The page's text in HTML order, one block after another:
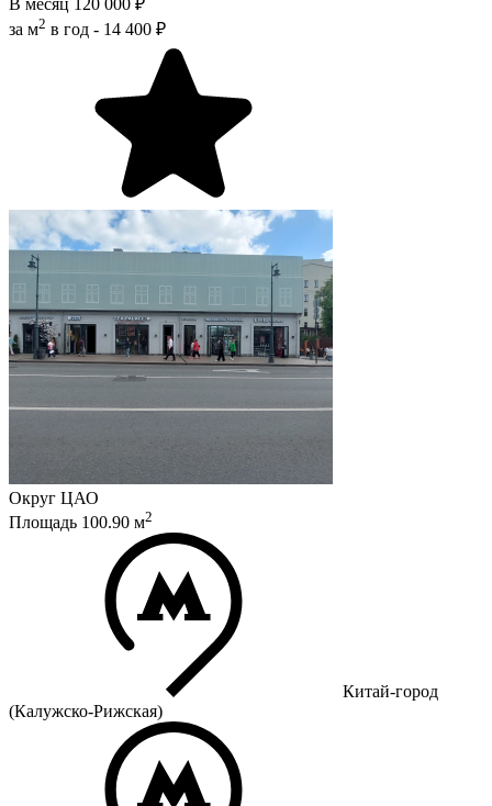
за м2 в год - 14 400 ₽
Округ ЦАО
Площадь 100.90 м2
Китай-город
(Калужско-Рижская)